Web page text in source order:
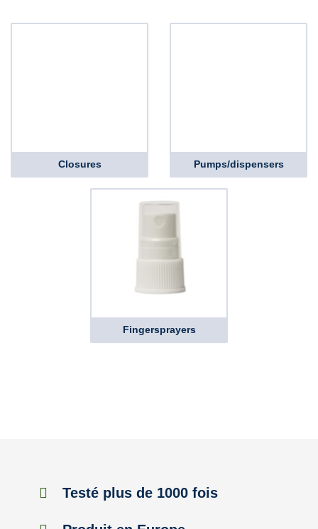
Closures Pumps/dispensers
Fingersprayers
Testé plus de 1000 fois